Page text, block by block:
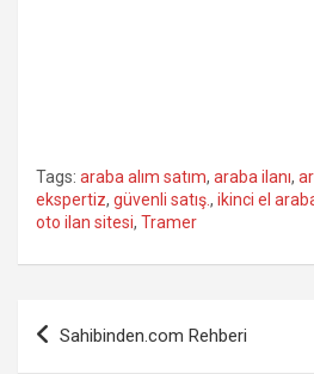
Tags: araba alım satım, araba ilanı,
ekspertiz, güvenli satış., ikinci el
oto ilan sitesi, Tramer
Yazı
Sahibinden.com Rehberi